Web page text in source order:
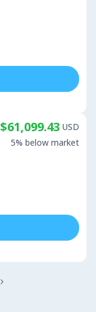
$61,099.43 USD
5% below market
